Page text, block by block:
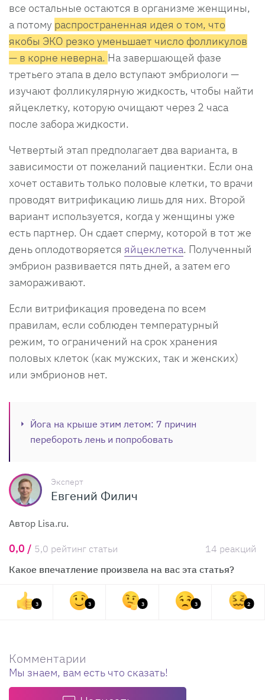
все остальные остаются в организме женщины,
а потому распространенная идея о том, что
якобы ЭКО резко уменьшает число фолликулов
— в корне неверна. На завершающей фазе
третьего этапа в дело вступают эмбриологи —
изучают фолликулярную жидкость, чтобы найти
яйцеклетку, которую очищают через 2 часа
после забора жидкости.
Четвертый этап предполагает два варианта, в
зависимости от пожеланий пациентки. Если она
хочет оставить только половые клетки, то врачи
проводят витрификацию лишь для них. Второй
вариант используется, когда у женщины уже
есть партнер. Он сдает сперму, которой в тот же
день оплодотворяется яйцеклетка. Полученный
эмбрион развивается пять дней, а затем его
замораживают.
Если витрификация проведена по всем
правилам, если соблюден температурный
режим, то ограничений на срок хранения
половых клеток (как мужских, так и женских)
или эмбрионов нет.
Йога на крыше этим летом: 7 причин
перебороть лень и попробовать
Эксперт
Евгений Филич
Автор Lisa.ru.
0,0 / 5,0 рейтинг статьи
14 реакций
Какое впечатление произвела на вас эта статья?
3 3 3 3 2
Комментарии
Мы знаем, вам есть что сказать!